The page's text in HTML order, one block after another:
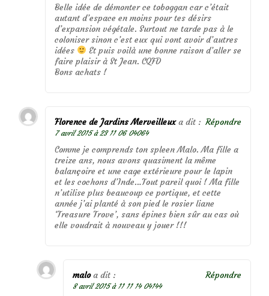
Belle idée de démonter ce toboggan car c’était
autant d’espace en moins pour tes désirs
d’expansion végétale. Surtout ne tarde pas à le
coloniser sinon c’est eux qui vont avoir d’autres
idées
Et puis voilà une bonne raison d’aller se
faire plaisir à St Jean. CQFD
Bons achats !
Florence de Jardins Merveilleux a dit :
7 avril 2015 à 23 11 06 04064
Comme je comprends ton spleen Malo. Ma fille a
treize ans, nous avons quasiment la même
balançoire et une cage extérieure pour le lapin
et les cochons d’Inde…Tout pareil quoi ! Ma fille
n’utilise plus beaucoup ce portique, et cette
année j’ai planté à son pied le rosier liane
‘Treasure Trove’, sans épines bien sûr au cas où
elle voudrait à nouveau y jouer !!!
Répondre
malo a dit :
8 avril 2015 à 11 11 14 04144
Répondre